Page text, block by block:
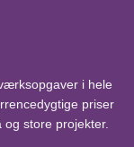
i hele
priser
store projekter.